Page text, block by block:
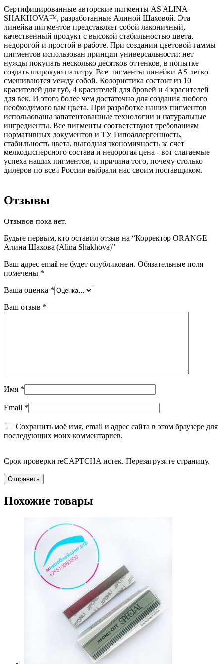
Сертифицированные авторские пигменты AS ALINA
SHAKHOVA™, разработанные Алиной Шаховой. Эта
линейка пигментов представляет собой лаконичный,
качественный продукт с высокой стабильностью цвета,
недорогой и простой в работе. При создании цветовой гаммы
пигментов использован принцип универсальности: нет
нужды покупать несколько десятков оттенков, в попытке
создать широкую палитру. Все пигменты линейки AS легко
смешиваются между собой. Колористика состоит из 10
красителей для губ, 4 красителей для бровей и 4 красителей
для век. И этого более чем достаточно для создания любого
необходимого вам цвета. При разработке наших пигментов
использованы запатентованные технологии и натуральные
ингредиенты. Все пигменты соответствуют требованиям
нормативных документов и ТУ. Гипоаллергенность,
стабильность цвета, выгодная экономичность за счет
мелкодисперсного состава и недорогая цена - вот слагаемые
успеха наших пигментов, и причина того, почему столько
дилеров по всей России выбрали нас своим поставщиком.
Отзывы
Отзывов пока нет.
Будьте первым, кто оставил отзыв на “Корректор ORANGE
Алина Шахова (Alina Shakhova)”
Ваш адрес email не будет опубликован. Обязательные поля
помечены *
Ваша оценка *
Ваш отзыв *
Имя *
Email *
Сохранить моё имя, email и адрес сайта в этом браузере для
последующих моих комментариев.
Срок проверки reCAPTCHA истек. Перезагрузите страницу.
Похожие товары